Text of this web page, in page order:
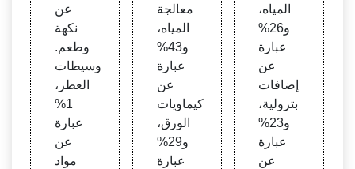
عن
نكهة
وطعم.
وسيطات
العطر،
1%
عبارة
عن
مواد
معالجة
المياه،
و43%
عبارة
عن
كيماويات
الورق،
و29%
عبارة
المياه،
و26%
عبارة
عن
إضافات
بترولية،
و23%
عبارة
عن